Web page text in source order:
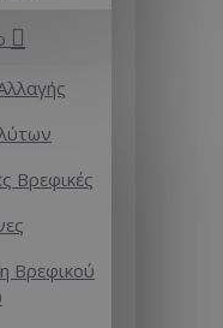
Βρεφικές
Βρεφικού